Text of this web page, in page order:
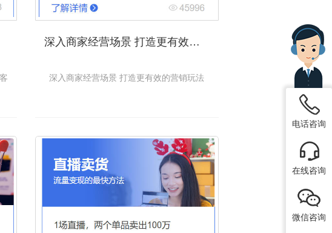
深入商家经营场景 打造更有效的营销玩法
深入商家经营场景 打造更有效的营销玩法
电话咨询
在线咨询
微信咨询